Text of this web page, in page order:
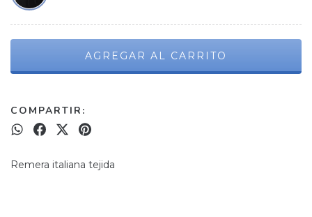
COMPARTIR:
Remera italiana tejida